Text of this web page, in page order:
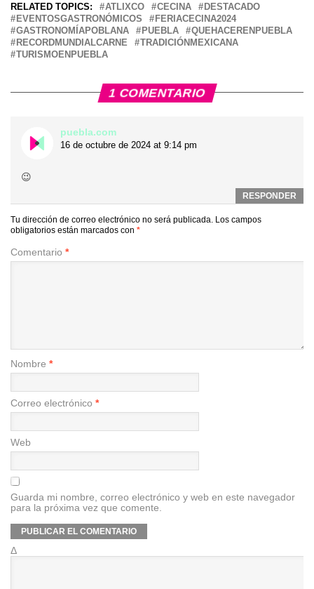
RELATED TOPICS: ATLIXCO CECINA
DESTACADO
EVENTOSGASTRONÓMICOS
FERIACECINA2024
GASTRONOMÍAPOBLANA
PUEBLA
QUEHACERENPUEBLA
RECORDMUNDIALCARNE
TRADICIÓNMEXICANA
TURISMOENPUEBLA
1 COMENTARIO
puebla.com
16 de octubre de 2024 at 9:14 pm
😉
RESPONDER
Tu dirección de correo electrónico no será publicada. Los campos
obligatorios están marcados con *
Comentario *
Nombre *
Correo electrónico *
Web
Guarda mi nombre, correo electrónico y web en este navegador
para la próxima vez que comente.
Δ